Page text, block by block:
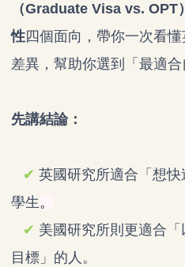
（Graduate Visa vs. OPT
性四個面向，帶你一次看
差異，幫助你選到「最適合
先講結論：
✔ 英國研究所適合「想
學生。
✔ 美國研究所則更適合
目標」的人。